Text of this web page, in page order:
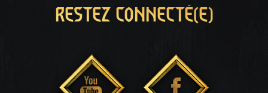
RESTEZ CONNECTÉ(E)